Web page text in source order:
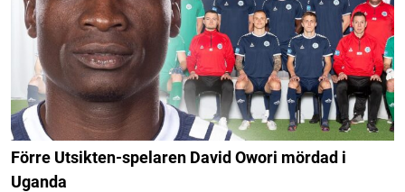
Förre Utsikten-spelaren David Owori mördad i
Uganda